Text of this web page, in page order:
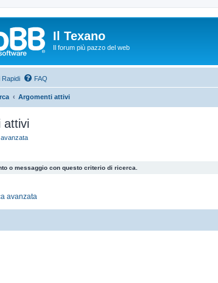
Il Texano
Il forum più pazzo del web
Rapidi FAQ
Argomenti attivi
attivi
o messaggio con questo criterio di ricerca.
avanzata